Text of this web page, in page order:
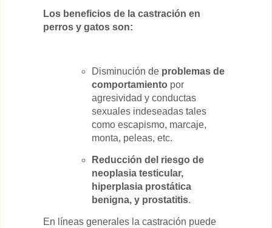
Los beneficios de la castración en
perros y gatos son:
Disminución de problemas de
comportamiento por
agresividad y conductas
sexuales indeseadas tales
como escapismo, marcaje,
monta, peleas, etc.
Reducción del riesgo de
neoplasia testicular,
hiperplasia prostática
benigna, y prostatitis.
En líneas generales la castración puede